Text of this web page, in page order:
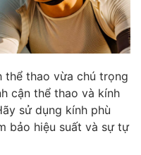
thể thao vừa chú trọng
cận thể thao và kính
sử dụng kính phù
bảo hiệu suất và sự tự